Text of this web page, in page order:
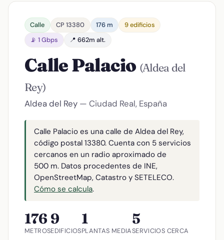
Calle CP 13380 176 m
9 edificios
📡 1 Gbps
📍 662m alt.
Calle Palacio (Aldea del
Rey)
Aldea del Rey — Ciudad Real, España
Calle Palacio es una calle de Aldea del Rey,
código postal 13380. Cuenta con 5 servicios
cercanos en un radio aproximado de
500 m. Datos procedentes de INE,
OpenStreetMap, Catastro y SETELECO.
Cómo se calcula.
176
METROS
9
EDIFICIOS
1
PLANTAS MEDIA
5
SERVICIOS CERCA